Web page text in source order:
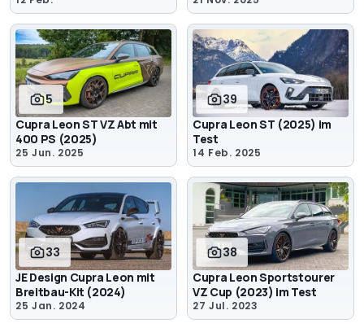
5
Cupra Leon ST VZ Abt mit
400 PS (2025)
25 Jun. 2025
39
Cupra Leon ST (2025) im
Test
14 Feb. 2025
33
JE Design Cupra Leon mit
Breitbau-Kit (2024)
25 Jan. 2024
38
Cupra Leon Sportstourer
VZ Cup (2023) im Test
27 Jul. 2023